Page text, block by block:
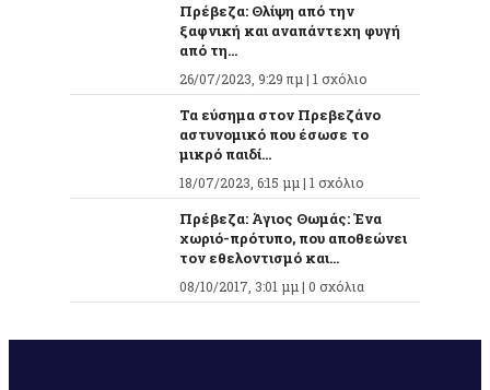
Πρέβεζα: Θλίψη από την
ξαφνική και αναπάντεχη φυγή
από τη...
26/07/2023, 9:29 πμ | 1 σχόλιο
Τα εύσημα στον Πρεβεζάνο
αστυνομικό που έσωσε το
μικρό παιδί...
18/07/2023, 6:15 μμ | 1 σχόλιο
Πρέβεζα: Άγιος Θωμάς: Ένα
χωριό-πρότυπο, που αποθεώνει
τον εθελοντισμό και...
08/10/2017, 3:01 μμ | 0 σχόλια